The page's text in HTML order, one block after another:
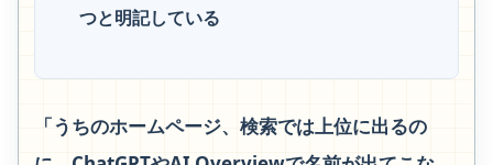
つと明記している
「うちのホームページ、検索では上位に出るの